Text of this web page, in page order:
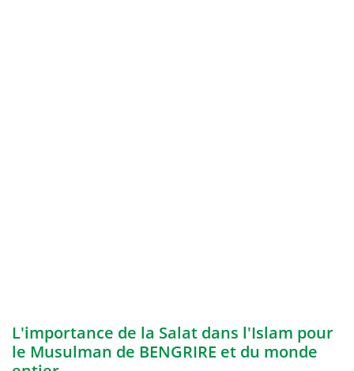
L'importance de la Salat dans l'Islam pour
le Musulman de BENGRIRE et du monde